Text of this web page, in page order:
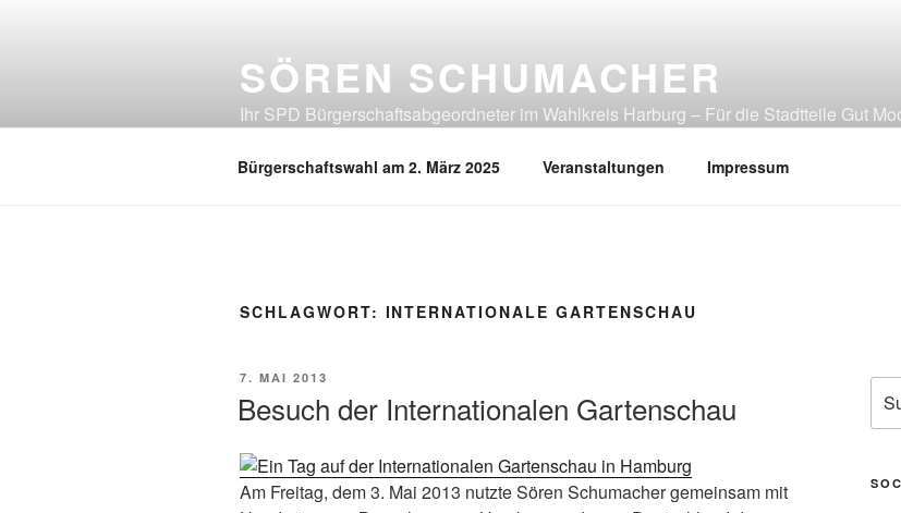
SÖREN SCHUMACHER
Ihr SPD Bürgerschaftsabgeordneter im Wahlkreis Harburg – Für die Stadtteile Gut
Bürgerschaftswahl am 2. März 2025 Veranstaltungen Impressum
SCHLAGWORT: INTERNATIONALE GARTENSCHAU
VERÖFFENTLICHT
7. MAI 2013
Besuch der Internationalen Gartenschau
Am Freitag, dem 3. Mai 2013 nutzte Sören Schumacher gemeinsam mit